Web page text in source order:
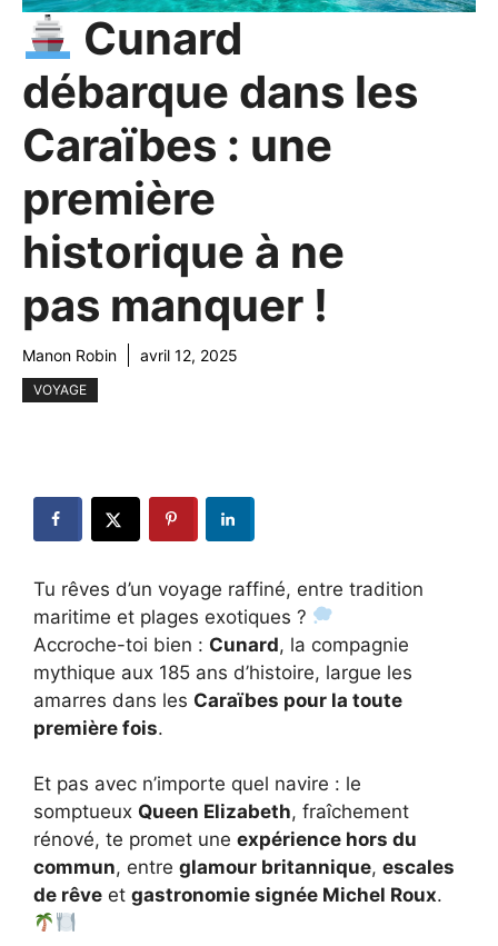
Cunard
débarque dans les
Caraïbes : une
première
historique à ne
pas manquer !
Manon Robin avril 12, 2025
VOYAGE
Tu rêves d’un voyage raffiné, entre tradition
maritime et plages exotiques ?
Accroche-toi bien : Cunard, la compagnie
mythique aux 185 ans d’histoire, largue les
amarres dans les Caraïbes pour la toute
première fois.
Et pas avec n’importe quel navire : le
somptueux Queen Elizabeth, fraîchement
rénové, te promet une expérience hors du
commun, entre glamour britannique, escales
de rêve et gastronomie signée Michel Roux.